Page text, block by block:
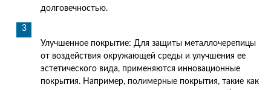
долговечностью.
Улучшенное покрытие: Для защиты металлочерепицы
от воздействия окружающей среды и улучшения ее
эстетического вида, применяются инновационные
покрытия. Например, полимерные покрытия, такие как